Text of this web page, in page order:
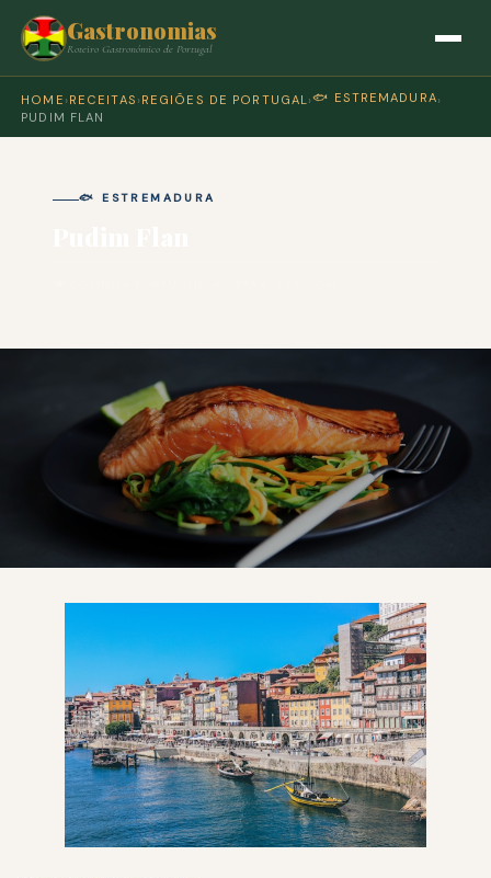
Gastronomias
Roteiro Gastronómico de Portugal
HOME › RECEITAS › REGIÕES DE PORTUGAL ›🐟 ESTREMADURA›
PUDIM FLAN
🐟 ESTREMADURA